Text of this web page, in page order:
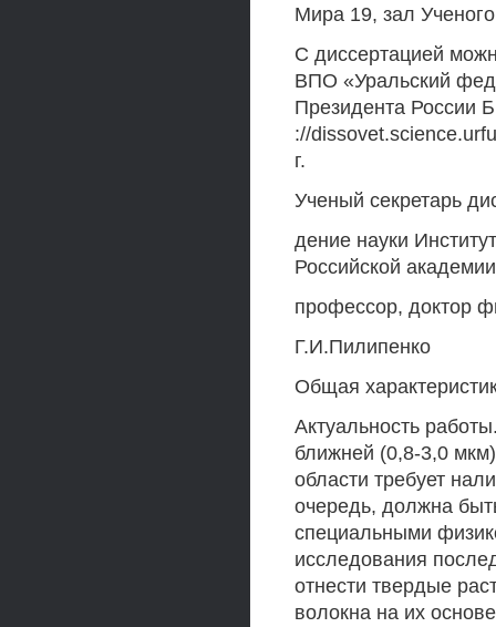
Мира 19, зал
С диссертацией
ВПО «Уральский
Президента России
://
г.
Ученый секретарь
дение науки
Российской
профессор, доктор
Г.И.Пилипенко
Общая
Актуальность
ближней (0,8-3,0
области требует
очередь, должна
специальными
исследования
отнести твердые
волокна на их